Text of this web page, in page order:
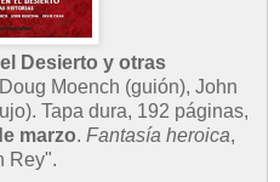
Desierto y otras
Moench (guión), John
Tapa dura, 192 páginas,
marzo. Fantasía heroica,
Rey".